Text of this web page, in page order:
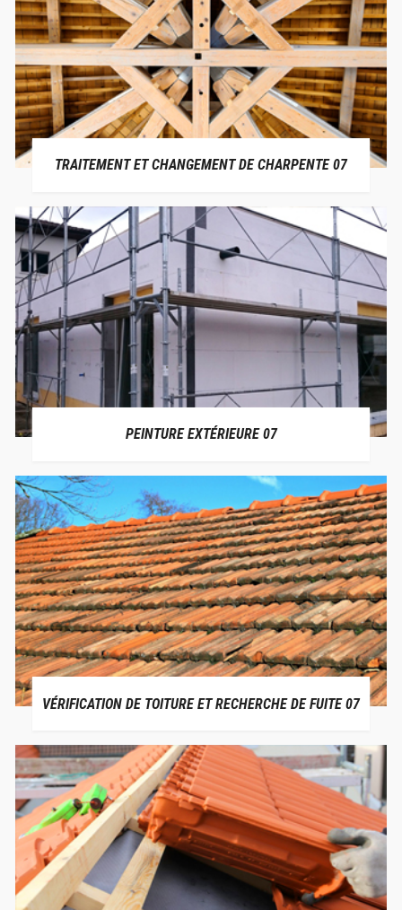
TRAITEMENT ET CHANGEMENT DE CHARPENTE 07
PEINTURE EXTÉRIEURE 07
VÉRIFICATION DE TOITURE ET RECHERCHE DE FUITE 07